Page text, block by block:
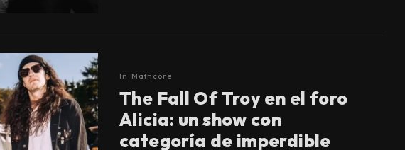
In Mathcore
The Fall Of Troy en el foro
Alicia: un show con
categoría de imperdible